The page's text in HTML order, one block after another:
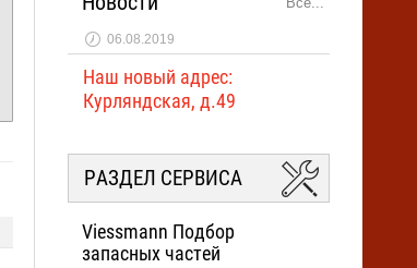
Найти товар
06.08.2019
Наш новый адрес:
Курляндская, д.49
РАЗДЕЛ СЕРВИСА
Viessmann Подбор
запасных частей